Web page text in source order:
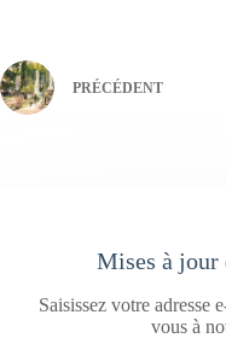
PRÉCÉDENT
Mises à jour
Saisissez votre adresse
vous à